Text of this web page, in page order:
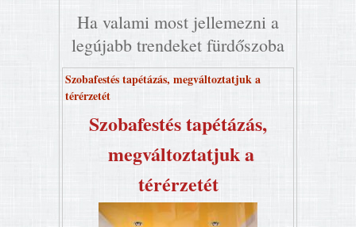
Ha valami most jellemezni a
legújabb trendeket fürdőszoba
Szobafestés tapétázás, megváltoztatjuk a
térérzetét
Szobafestés tapétázás,
megváltoztatjuk a
térérzetét